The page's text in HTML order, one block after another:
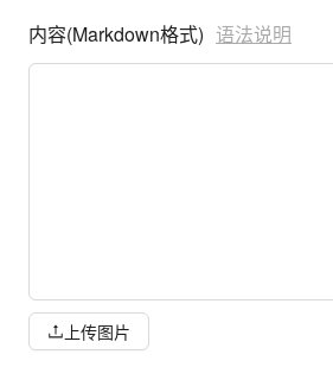
内容(Markdown格式) 语法说明
上传图片